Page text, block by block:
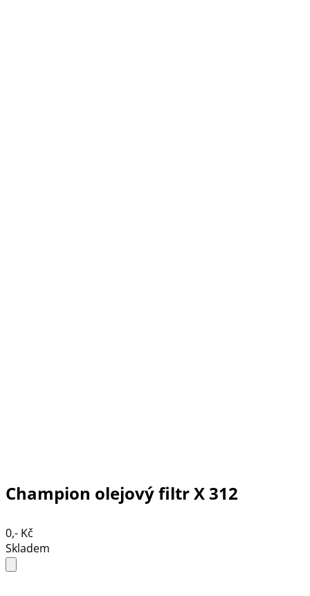
Champion olejový filtr X 312
0,- Kč
Skladem